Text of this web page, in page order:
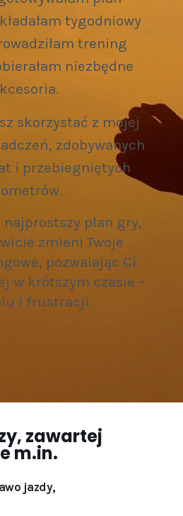
tygodniowy
trening
niezbędne
skorzystać z mojej
zdobywanych
i przebiegniętych
najprostszy plan gry,
zmieni Twoje
pozwalając Ci
w krótszym czasie –
i frustracji.
zawartej
m.in.
jazdy,